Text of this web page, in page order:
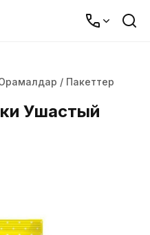
Орамалдар / Пакеттер
Ушастый